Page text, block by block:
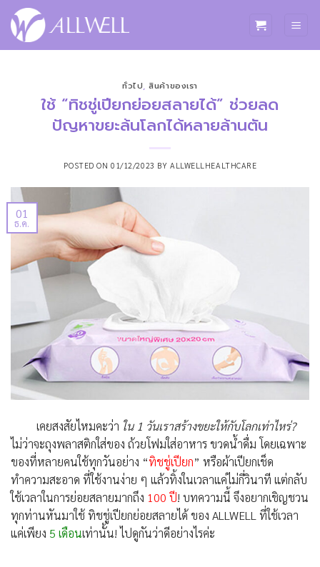
ข้าม
ไป
ทั่วไป,สินค้าของเรา
ใช้ “ทิชชู่เปียกย่อยสลายได้” ช่วยลด
ปัญหาขยะล้นโลกได้หลายล้านตัน
POSTED ON01/12/2023 BY ALLWELLHEALTHCARE
01
ธ.ค.
เคยสงสัยไหมคะว่า ใน 1 วันเราสร้างขยะให้กับโลกเท่าไหร่?
ไม่ว่าจะถุงพลาสติกใส่ของ ถ้วยโฟมใส่อาหาร ขวดน้ำดื่ม โดยเฉพาะ
ของที่หลายคนใช้ทุกวันอย่าง “ทิชชู่เปียก” หรือผ้าเปียกเช็ด
ทำความสะอาด ที่ใช้งานง่าย ๆ แล้วทิ้งในเวลาแค่ไม่กี่วินาที แต่กลับ
ใช้เวลาในการย่อยสลายมากถึง 100 ปี! บทความนี้ จึงอยากเชิญชวน
ทุกท่านหันมาใช้ ทิชชู่เปียกย่อยสลายได้ ของ ALLWELL ที่ใช้เวลา
แค่เพียง 5 เดือนเท่านั้น! ไปดูกันว่าดีอย่างไรค่ะ